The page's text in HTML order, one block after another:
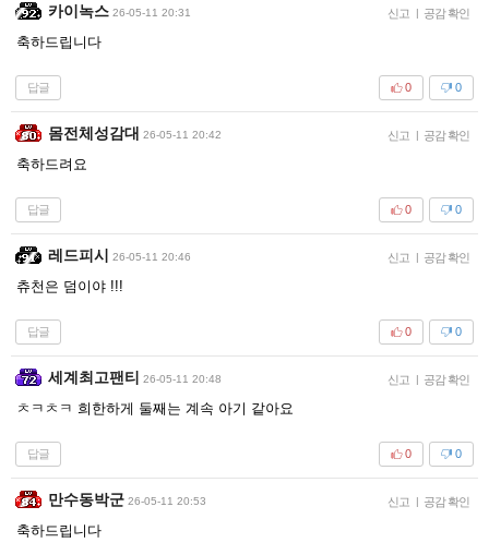
카이녹스 26-05-11 20:31 신고 | 공감 확인
축하드립니다
답글 0
0
몸전체성감대 26-05-11 20:42 신고 | 공감 확인
축하드려요
답글 0
0
레드피시 26-05-11 20:46 신고 | 공감 확인
츄천은 덤이야 !!!
답글 0
0
세계최고팬티 26-05-11 20:48 신고 | 공감 확인
ㅊㅋㅊㅋ 희한하게 둘째는 계속 아기 같아요
답글 0
0
만수동박군 26-05-11 20:53 신고 | 공감 확인
축하드립니다